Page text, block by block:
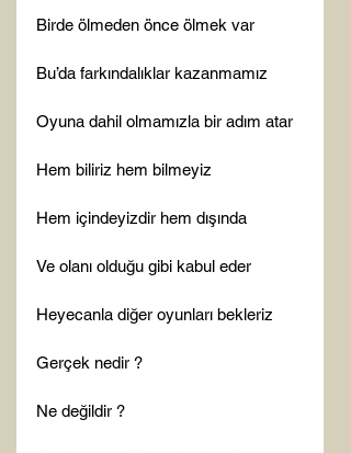
Birde ölmeden önce ölmek var
Bu’da farkındalıklar kazanmamız
Oyuna dahil olmamızla bir adım atar
Hem biliriz hem bilmeyiz
Hem içindeyizdir hem dışında
Ve olanı olduğu gibi kabul eder
Heyecanla diğer oyunları bekleriz
Gerçek nedir ?
Ne değildir ?